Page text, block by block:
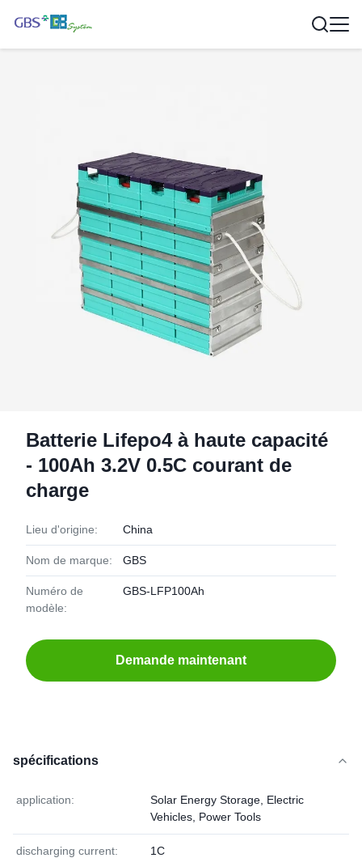
Batterie Lifepo4 à haute capacité
- 100Ah 3.2V 0.5C courant de
charge
Lieu d'origine: China
Nom de marque: GBS
Numéro de
modèle:
GBS-LFP100Ah
Demande maintenant
spécifications
application:
Solar Energy Storage, Electric
Vehicles, Power Tools
discharging current: 1C